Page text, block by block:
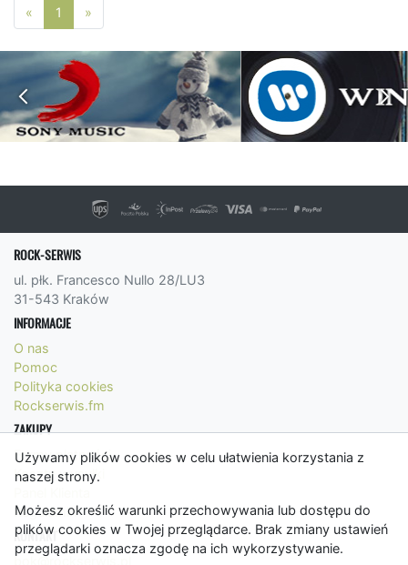
Używamy plików cookies w celu ułatwienia korzystania z
naszej strony.
Możesz określić warunki przechowywania lub dostępu do
plików cookies w Twojej przeglądarce. Brak zmiany ustawień
przeglądarki oznacza zgodę na ich wykorzystywanie.
« Poprzednia strona
1 »
ROCK-SERWIS
ul. płk. Francesco Nullo 28/LU3
31-543 Kraków
INFORMACJE
O nas
Pomoc
Polityka cookies
Rockserwis.fm
ZAKUPY
Formy płatności
Koszty wysyłki
Regulamin
KONTAKT
bok@rockserwis.pl